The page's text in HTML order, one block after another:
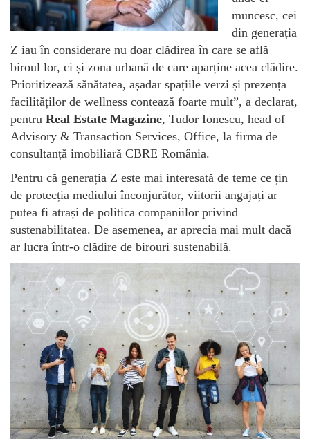
muncesc, cei
din generația
Z iau în considerare nu doar clădirea în care se află
biroul lor, ci și zona urbană de care aparține acea clădire.
Prioritizează sănătatea, așadar spațiile verzi și prezența
facilităților de wellness contează foarte mult”, a declarat,
pentru Real Estate Magazine, Tudor Ionescu, head of
Advisory & Transaction Services, Office, la firma de
consultanță imobiliară CBRE România.
Pentru că generația Z este mai interesată de teme ce țin
de protecția mediului înconjurător, viitorii angajați ar
putea fi atrași de politica companiilor privind
sustenabilitatea. De asemenea, ar aprecia mai mult dacă
ar lucra într-o clădire de birouri sustenabilă.